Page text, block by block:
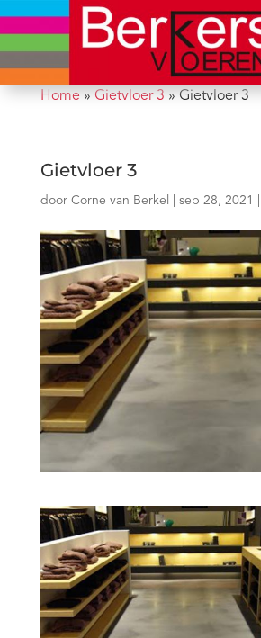
Home» Gietvloer 3 » Gietvloer 3
Gietvloer 3
door Corne van Berkel sep 28, 2021